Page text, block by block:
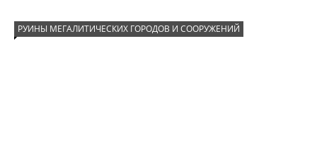
РУИНЫ МЕГАЛИТИЧЕСКИХ ГОРОДОВ И СООРУЖЕНИЙ